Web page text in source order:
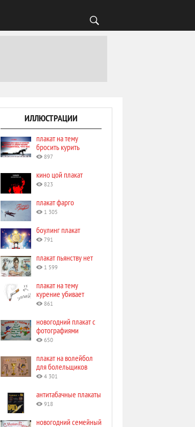
ИЛЛЮСТРАЦИИ
плакат на тему
бросить курить
897
кино цой плакат
823
плакат фарго
1 305
боулинг плакат
791
плакат пьянству нет
1 599
плакат на тему
курение убивает
861
новогодний плакат с
фотографиями
650
плакат на волейбол
для болельщиков
4 301
антитабачные плакаты
918
новогодний семейный